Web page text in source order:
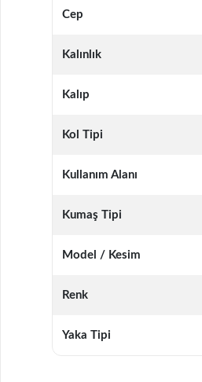
Cep
Kalınlık
Kalıp
Kol Tipi
Kullanım Alanı
Kumaş Tipi
Model / Kesim
Renk
Yaka Tipi